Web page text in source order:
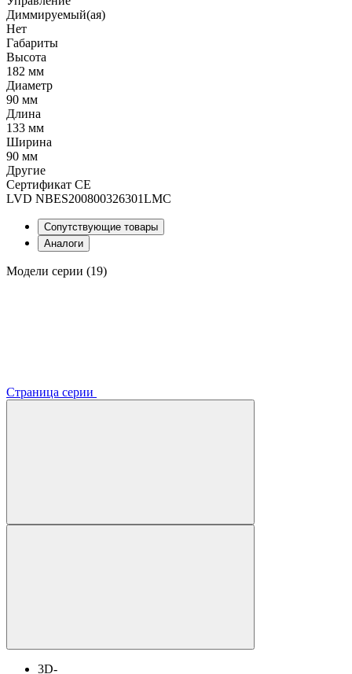
Диммируемый(ая)
Нет
Габариты
Высота
182 мм
Диаметр
90 мм
Длина
133 мм
Ширина
90 мм
Другие
Сертификат CE
LVD NBES200800326301LMC
Сопутствующие товары
Аналоги
Модели серии (19)
Страница серии
3D-